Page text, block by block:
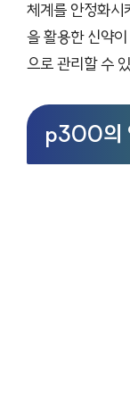
체계를 안정화
을 활용한 신약
으로 관리할 수
p300의